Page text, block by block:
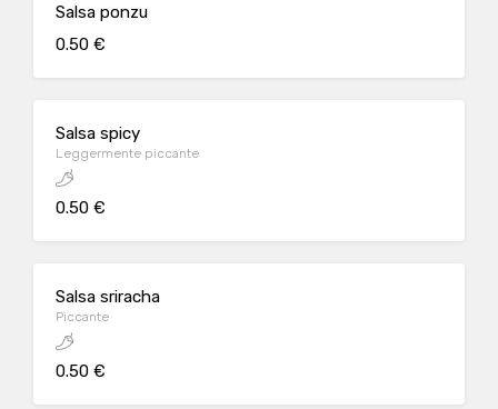
Salsa ponzu
0.50 €
Salsa spicy
Leggermente piccante
0.50 €
Salsa sriracha
Piccante
0.50 €